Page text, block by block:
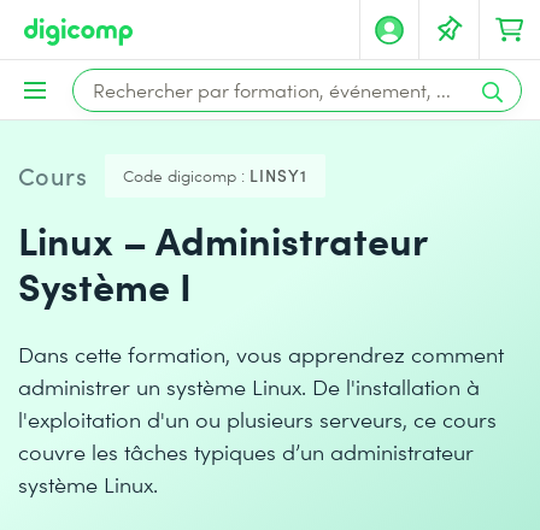
Cours Code digicomp : LINSY1
Linux – Administrateur
Système I
Dans cette formation, vous apprendrez comment
administrer un système Linux. De l'installation à
l'exploitation d'un ou plusieurs serveurs, ce cours
couvre les tâches typiques d’un administrateur
système Linux.